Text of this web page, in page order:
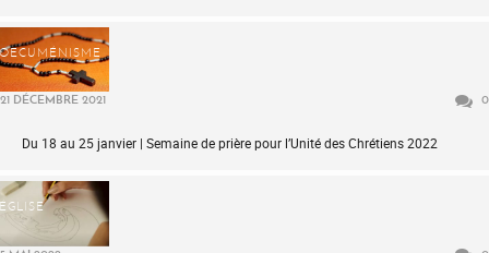
OECUMÉNISME
21 DÉCEMBRE 2021 0
Du 18 au 25 janvier | Semaine de prière pour l’Unité des Chrétiens 2022
ÉGLISE